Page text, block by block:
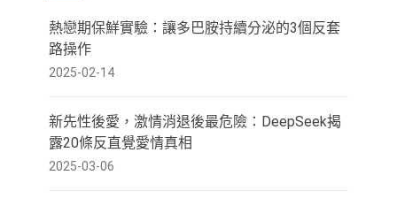
熱戀期保鮮實驗：讓多巴胺持續分泌的3個反套
路操作
2025-02-14
新先性後愛，激情消退後最危險：DeepSeek揭
露20條反直覺愛情真相
2025-03-06